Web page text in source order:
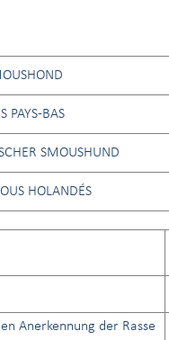
PAYS-BAS
SMOUSHUND
HOLANDÉS
Anerkennung der Rasse